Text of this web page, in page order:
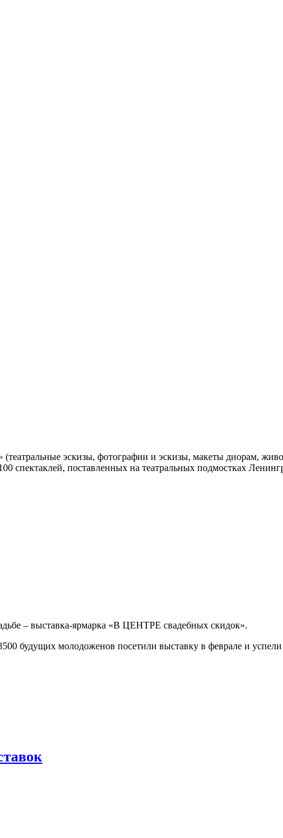
эскизы, фотографии и эскизы, макеты диорам,
поставленных на театральных подмостках
– выставка-ярмарка «В ЦЕНТРЕ свадебных скидок».
будущих молодоженов посетили выставку в феврале и